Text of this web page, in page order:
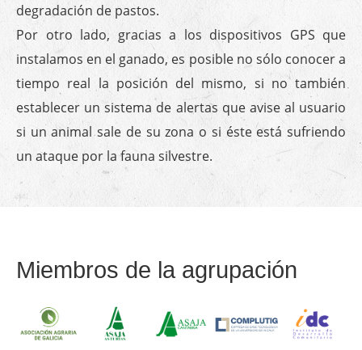
degradación de pastos.
Por otro lado, gracias a los dispositivos GPS que
instalamos en el ganado, es posible no sólo conocer a
tiempo real la posición del mismo, si no también
establecer un sistema de alertas que avise al usuario
si un animal sale de su zona o si éste está sufriendo
un ataque por la fauna silvestre.
Miembros de la agrupación